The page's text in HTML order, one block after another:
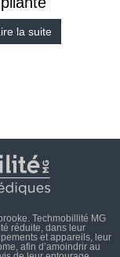
la suite
Techmobillité MG
réduite, dans leur
et appareils, leur
afin d’amoindrir au